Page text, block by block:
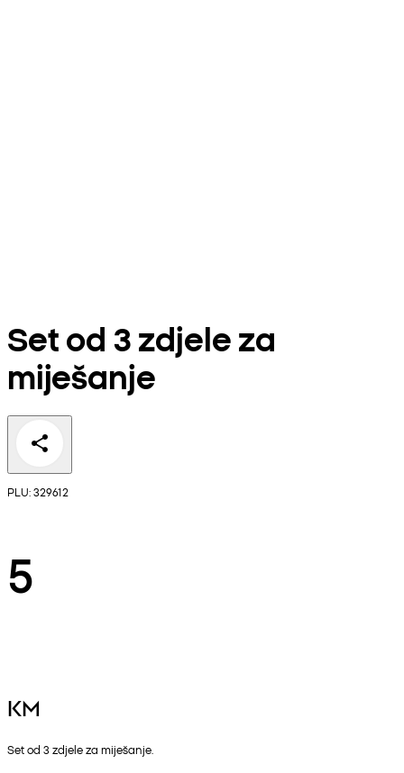
Set od 3 zdjele za
miješanje
PLU: 329612
5
KM
Set od 3 zdjele za miješanje.